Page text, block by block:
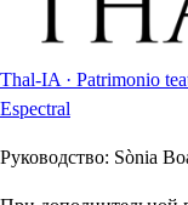
Thal-IA · Patrimonio
Espectral
Руководство: Sònia